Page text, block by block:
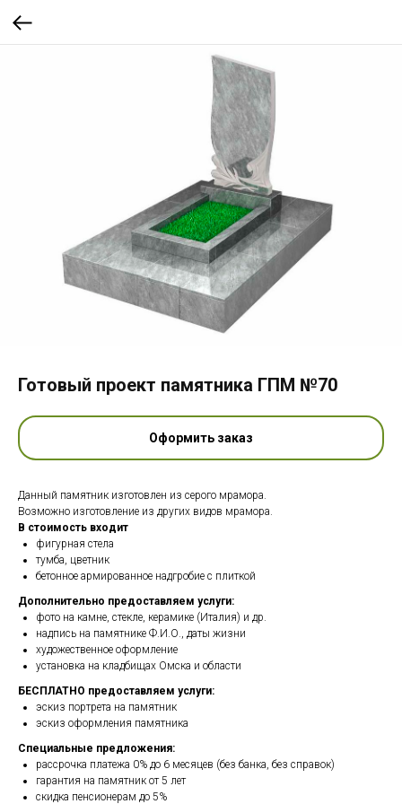
Готовый проект памятника ГПМ №70
Оформить заказ
Данный памятник изготовлен из серого мрамора.
Возможно изготовление из других видов мрамора.
В стоимость входит
фигурная стела
тумба, цветник
бетонное армированное надгробие с плиткой
Дополнительно предоставляем услуги:
фото на камне, стекле, керамике (Италия) и др.
надпись на памятнике Ф.И.О., даты жизни
художественное оформление
установка на кладбищах Омска и области
БЕСПЛАТНО предоставляем услуги:
эскиз портрета на памятник
эскиз оформления памятника
Специальные предложения:
рассрочка платежа 0% до 6 месяцев (без банка, без справок)
гарантия на памятник от 5 лет
скидка пенсионерам до 5%